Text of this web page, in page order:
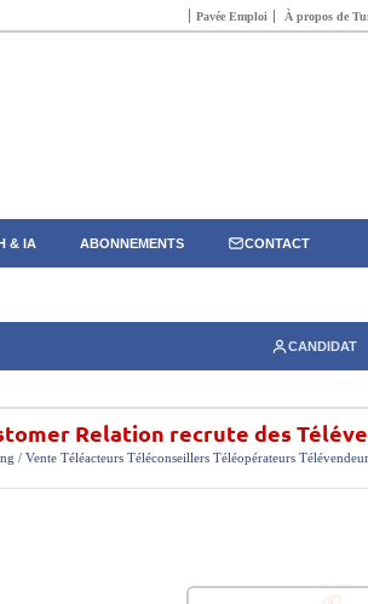
Pavée Emploi À propos de
& IA ABONNEMENTS CONTACT
CANDIDAT
Relation recrute des
/ Vente Téléacteurs Téléconseillers Téléopérateurs